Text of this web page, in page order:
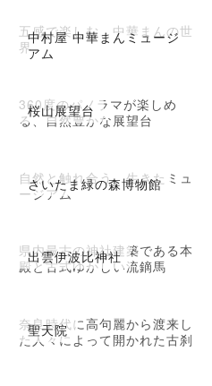
中村屋 中華まんミュージ
アム
五感で楽しむ、中華まんの世
界
桜山展望台
360度のパノラマが楽しめ
る、自然豊かな展望台
さいたま緑の森博物館
自然と触れ合う、生きたミュ
ージアム
出雲伊波比神社
県内最古の神社建築である本
殿と古式ゆかしい流鏑馬
聖天院
奈良時代に高句麗から渡来し
た人々によって開かれた古刹